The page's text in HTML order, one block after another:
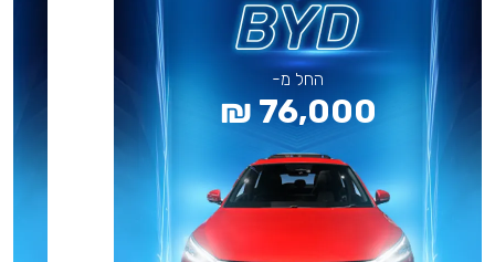
החל מ-
76,000 ₪